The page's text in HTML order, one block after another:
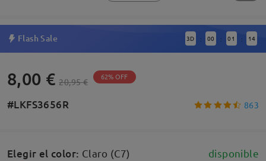
Flash Sale 3D : 00 : 01 : 13
8,00 € 20,95 € 62% OFF
#LKFS3656R 863
Elegir el color: Claro (C7) disponible